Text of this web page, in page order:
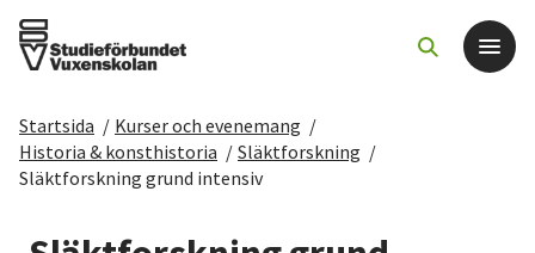
Det här gör vi
Startsida / Kurser och evenemang /
Historia & konsthistoria / Släktforskning /
Släktforskning grund intensiv